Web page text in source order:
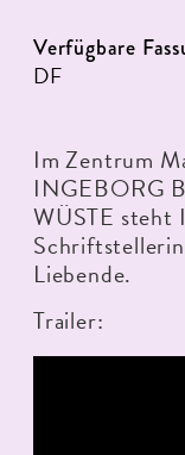
Verfügbare
DF
Im Zentrum
INGEBORG
WÜSTE steht
Liebende.
Trailer: